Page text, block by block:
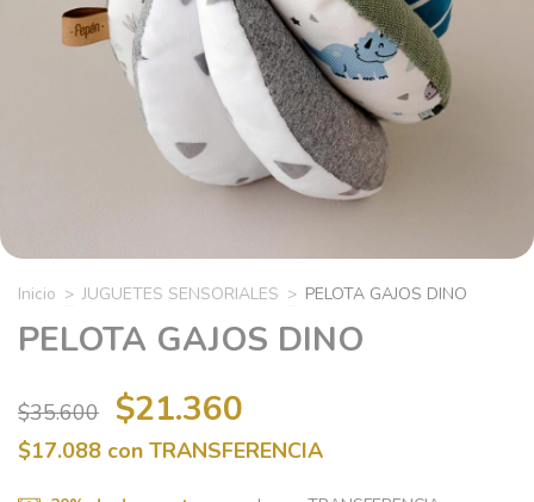
Inicio > JUGUETES SENSORIALES > PELOTA GAJOS DINO
PELOTA GAJOS DINO
$35.600 $21.360
$17.088 con TRANSFERENCIA